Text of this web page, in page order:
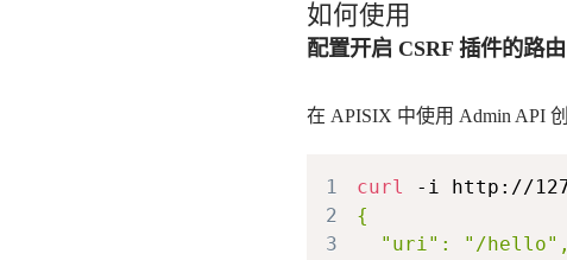
如何使用
配置开启 CSRF 插件的路由
在 APISIX 中使用 Admin API
1 curl -i http://
2
3